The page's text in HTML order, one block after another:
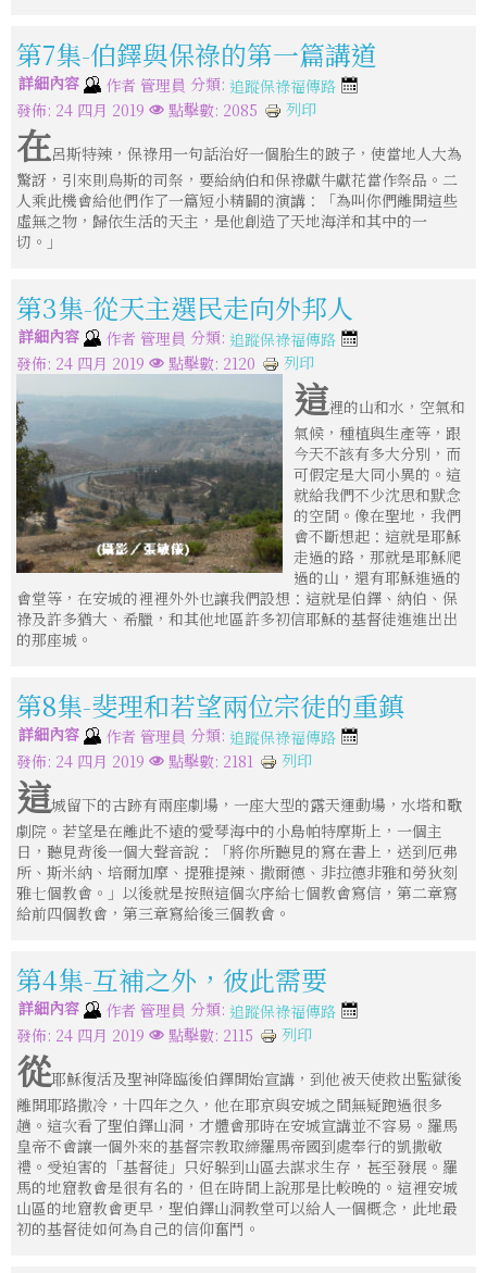
第7集-伯鐸與保祿的第一篇講道
詳細內容 作者 管理員 分類: 追蹤保祿福傳路
發佈: 24 四月 2019
點擊數: 2085 列印
在呂斯特辣，保祿用一句話治好一個胎生的跛子，使當地人大為
驚訝，引來則烏斯的司祭，要給納伯和保祿獻牛獻花當作祭品。二
人乘此機會給他們作了一篇短小精闢的演講：「為叫你們離開這些
虛無之物，歸依生活的天主，是他創造了天地海洋和其中的一
切。」
第3集-從天主選民走向外邦人
詳細內容 作者 管理員 分類: 追蹤保祿福傳路
發佈: 24 四月 2019
點擊數: 2120 列印
這裡的山和水，空氣和
氣候，種植與生產等，跟
今天不該有多大分別，而
可假定是大同小異的。這
就給我們不少沈思和默念
的空間。像在聖地，我們
會不斷想起：這就是耶穌
走過的路，那就是耶穌爬
過的山，還有耶穌進過的
會堂等，在安城的裡裡外外也讓我們設想：這就是伯鐸、納伯、保
祿及許多猶大、希臘，和其他地區許多初信耶穌的基督徒進進出出
的那座城。
第8集-斐理和若望兩位宗徒的重鎮
詳細內容 作者 管理員 分類: 追蹤保祿福傳路
發佈: 24 四月 2019
點擊數: 2181 列印
這城留下的古跡有兩座劇場，一座大型的露天運動場，水塔和歌
劇院。若望是在離此不遠的愛琴海中的小島帕特摩斯上，一個主
日，聽見背後一個大聲音說：「將你所聽見的寫在書上，送到厄弗
所、斯米納、培爾加摩、提雅提辣、撒爾德、非拉德非雅和勞狄刻
雅七個教會。」以後就是按照這個次序給七個教會寫信，第二章寫
給前四個教會，第三章寫給後三個教會。
第4集-互補之外，彼此需要
詳細內容 作者 管理員 分類: 追蹤保祿福傳路
發佈: 24 四月 2019
點擊數: 2115 列印
從耶穌復活及聖神降臨後伯鐸開始宣講，到他被天使救出監獄後
離開耶路撒冷，十四年之久，他在耶京與安城之間無疑跑過很多
趟。這次看了聖伯鐸山洞，才體會那時在安城宣講並不容易。羅馬
皇帝不會讓一個外來的基督宗教取締羅馬帝國到處奉行的凱撒敬
禮。受迫害的「基督徒」只好躲到山區去謀求生存，甚至發展。羅
馬的地窟教會是很有名的，但在時間上說那是比較晚的。這裡安城
山區的地窟教會更早，聖伯鐸山洞教堂可以給人一個概念，此地最
初的基督徒如何為自己的信仰奮鬥。